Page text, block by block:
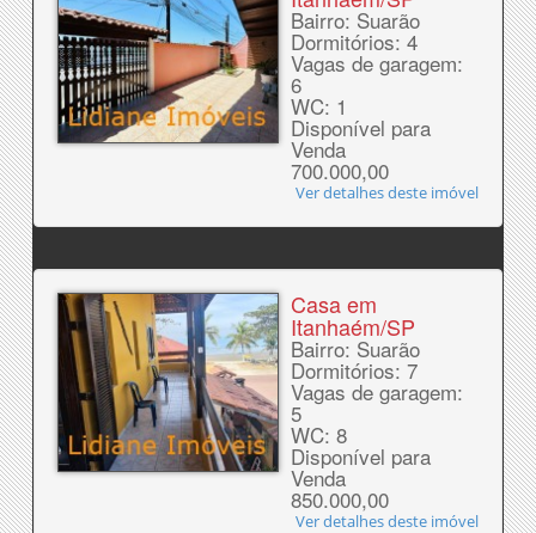
Bairro: Suarão
Dormitórios: 4
Vagas de garagem:
6
WC: 1
Disponível para
Venda
700.000,00
Ver detalhes deste imóvel
Casa em
Itanhaém/SP
Bairro: Suarão
Dormitórios: 7
Vagas de garagem:
5
WC: 8
Disponível para
Venda
850.000,00
Ver detalhes deste imóvel